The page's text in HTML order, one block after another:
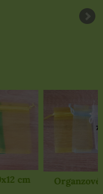
Organzové sáčky